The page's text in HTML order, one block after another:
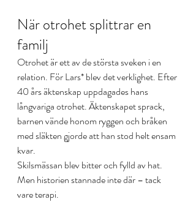
När otrohet splittrar en
familj
Otrohet är ett av de största sveken i en
relation. För Lars* blev det verklighet. Efter
40 års äktenskap uppdagades hans
långvariga otrohet. Äktenskapet sprack,
barnen vände honom ryggen och bråken
med släkten gjorde att han stod helt ensam
kvar.
Skilsmässan blev bitter och fylld av hat.
Men historien stannade inte där – tack
vare terapi.